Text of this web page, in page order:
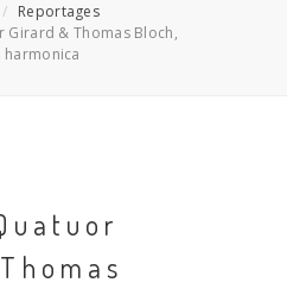
Reportages
Girard & Thomas Bloch,
harmonica